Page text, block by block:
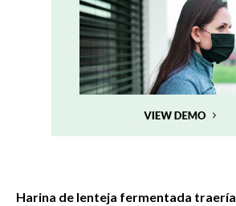
Harina de lenteja fermentada traería